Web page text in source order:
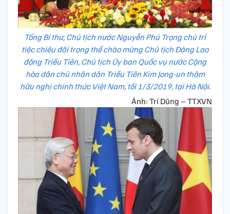
Tổng Bí thư, Chủ tịch nước Nguyễn Phú Trọng chủ trì
tiệc chiêu đãi trọng thể chào mừng Chủ tịch Đảng Lao
động Triều Tiên, Chủ tịch Ủy ban Quốc vụ nước Cộng
hòa dân chủ nhân dân Triều Tiên Kim Jong-un thăm
hữu nghị chính thức Việt Nam, tối 1/3/2019, tại Hà Nội.
Ảnh: Trí Dũng – TTXVN